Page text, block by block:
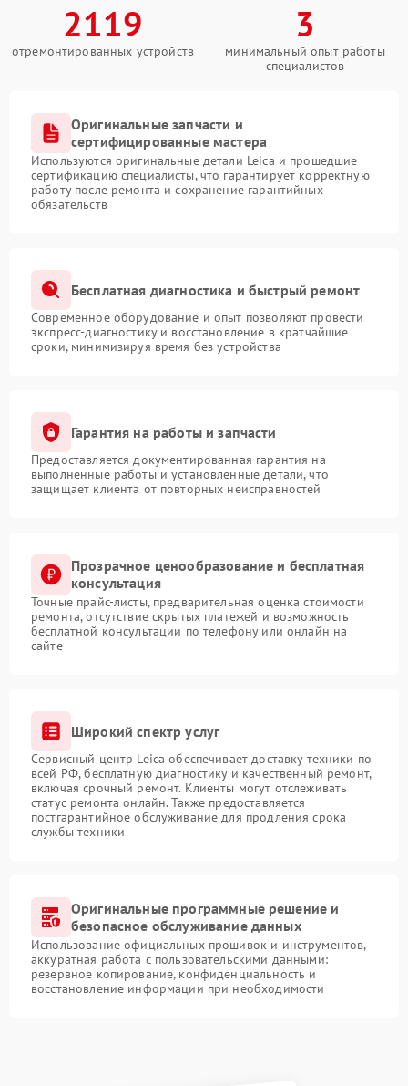
2119
отремонтированных устройств
3
минимальный опыт работы
специалистов
Оригинальные запчасти и
сертифицированные мастера
Используются оригинальные детали Leica и прошедшие
сертификацию специалисты, что гарантирует корректную
работу после ремонта и сохранение гарантийных
обязательств
Бесплатная диагностика и быстрый ремонт
Современное оборудование и опыт позволяют провести
экспресс-диагностику и восстановление в кратчайшие
сроки, минимизируя время без устройства
Гарантия на работы и запчасти
Предоставляется документированная гарантия на
выполненные работы и установленные детали, что
защищает клиента от повторных неисправностей
Прозрачное ценообразование и бесплатная
консультация
Точные прайс-листы, предварительная оценка стоимости
ремонта, отсутствие скрытых платежей и возможность
бесплатной консультации по телефону или онлайн на
сайте
Широкий спектр услуг
Сервисный центр Leica обеспечивает доставку техники по
всей РФ, бесплатную диагностику и качественный ремонт,
включая срочный ремонт. Клиенты могут отслеживать
статус ремонта онлайн. Также предоставляется
постгарантийное обслуживание для продления срока
службы техники
Оригинальные программные решение и
безопасное обслуживание данных
Использование официальных прошивок и инструментов,
аккуратная работа с пользовательскими данными:
резервное копирование, конфиденциальность и
восстановление информации при необходимости